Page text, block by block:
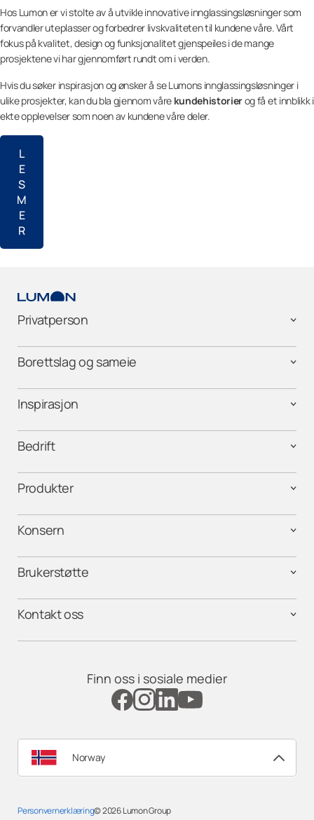
Hos Lumon er vi stolte av å utvikle innovative innglassingsløsninger som
forvandler uteplasser og forbedrer livskvaliteten til kundene våre. Vårt
fokus på kvalitet, design og funksjonalitet gjenspeiles i de mange
prosjektene vi har gjennomført rundt om i verden.
Hvis du søker inspirasjon og ønsker å se Lumons innglassingsløsninger i
ulike prosjekter, kan du bla gjennom våre kundehistorierog få et innblikk i
ekte opplevelser som noen av kundene våre deler.
L
E
S
M
E
R
Privatperson
Borettslag og sameie
Inspirasjon
Bedrift
Produkter
Konsern
Brukerstøtte
Kontakt oss
Finn oss i sosiale medier
Norway
Personvernerklæring© 2026Lumon Group